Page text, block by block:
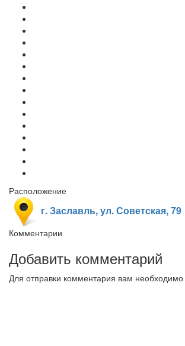
Расположение
г. Заславль, ул. Советская, 79
Комментарии
Добавить комментарий
Для отправки комментария вам необходимо